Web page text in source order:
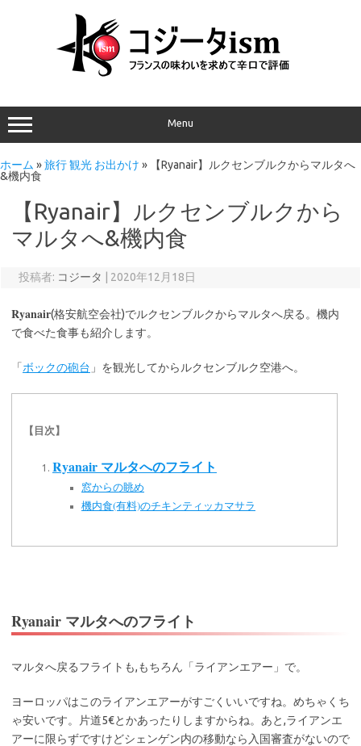
Menu
ホーム »旅行 観光 お出かけ »
【Ryanair】ルクセンブルクからマルタへ
&機内食
【Ryanair】ルクセンブルクから
マルタへ&機内食
投稿者: コジータ 2020年12月18日
Ryanair(格安航空会社)でルクセンブルクからマルタへ戻る。機内
で食べた食事も紹介します。
「ボックの砲台 」を観光してからルクセンブルク空港へ。
【目次】
Ryanair マルタへのフライト
窓からの眺め
機内食(有料)のチキンティッカマサラ
Ryanair マルタへのフライト
マルタへ戻るフライトも,もちろん「ライアンエアー」で。
ヨーロッパはこのライアンエアーがすごくいいですね。めちゃくち
ゃ安いです。片道5€とかあったりしますからね。あと,ライアンエ
アーに限らずですけどシェンゲン内の移動なら入国審査がないので